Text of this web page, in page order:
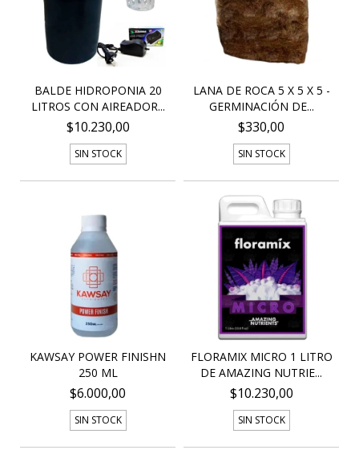
BALDE HIDROPONIA 20
LITROS CON AIREADOR...
$10.230,00
SIN STOCK
LANA DE ROCA 5 X 5 X 5 -
GERMINACIÓN DE...
$330,00
SIN STOCK
KAWSAY POWER FINISHN
250 ML
$6.000,00
SIN STOCK
FLORAMIX MICRO 1 LITRO
DE AMAZING NUTRIE...
$10.230,00
SIN STOCK